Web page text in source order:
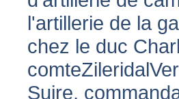
l'artillerie de la
chez le duc
Suire,